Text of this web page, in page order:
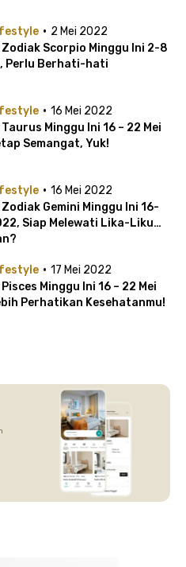
· 2 Mei 2022
Zodiak Scorpio Minggu Ini 2-8
Perlu Berhati-hati
· 16 Mei 2022
Minggu Ini 16 – 22 Mei
Semangat, Yuk!
· 16 Mei 2022
Gemini Minggu Ini 16-
Siap Melewati Lika-Liku
· 17 Mei 2022
Minggu Ini 16 – 22 Mei
Perhatikan Kesehatanmu!